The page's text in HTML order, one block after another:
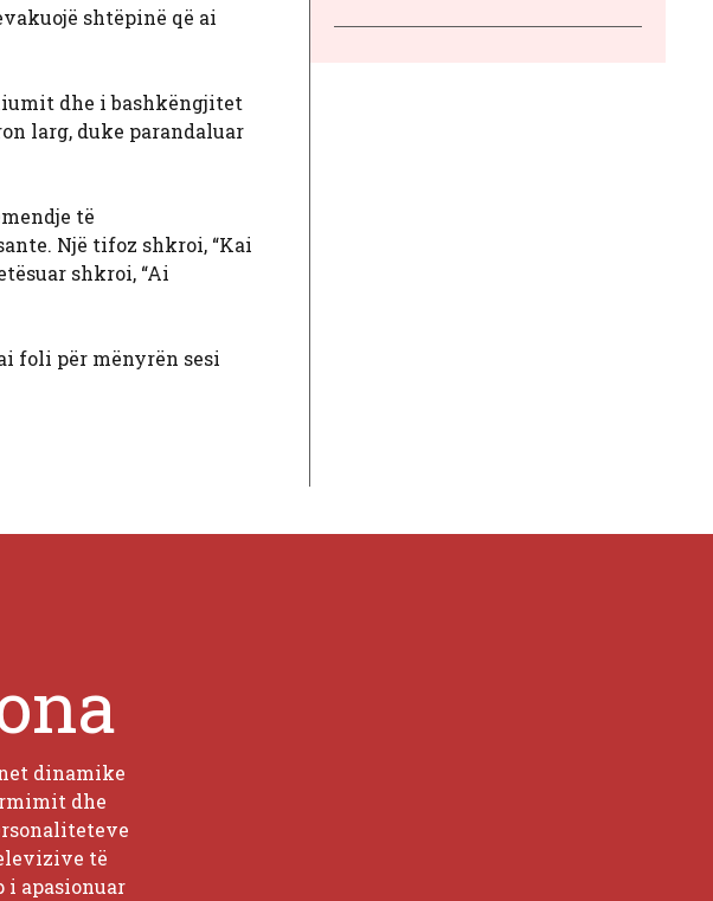
shtëpinë që ai
dhe i bashkëngjitet
larg, duke parandaluar
të
Një tifoz shkroi, “Kai
shkroi, “Ai
foli për mënyrën sesi
dinamike
dhe
të
i apasionuar